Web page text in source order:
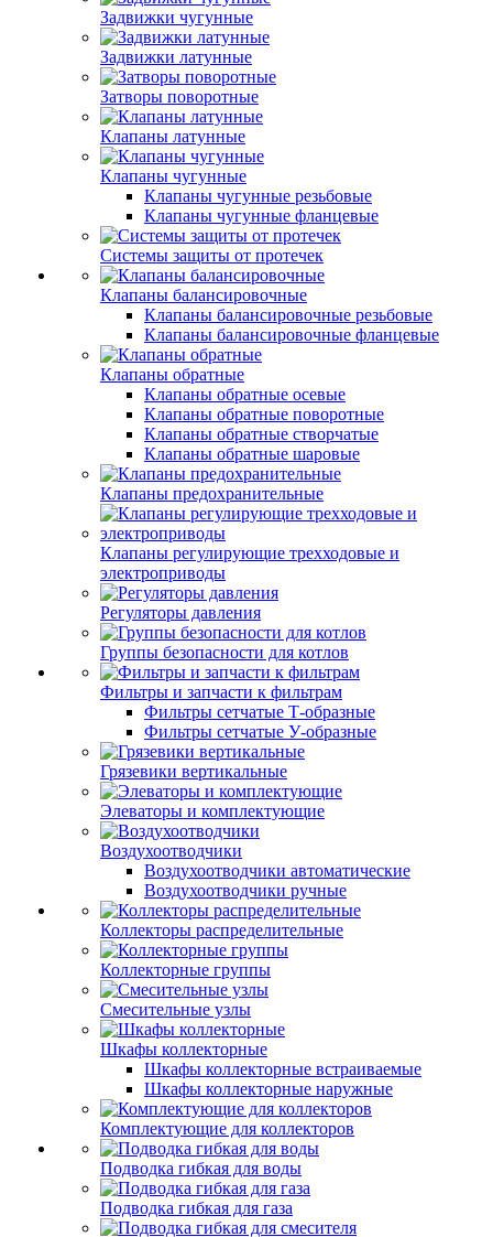
Задвижки чугунные
Задвижки латунные
Затворы поворотные
Клапаны латунные
Клапаны чугунные
Клапаны чугунные резьбовые
Клапаны чугунные фланцевые
Системы защиты от протечек
Клапаны балансировочные
Клапаны балансировочные резьбовые
Клапаны балансировочные фланцевые
Клапаны обратные
Клапаны обратные осевые
Клапаны обратные поворотные
Клапаны обратные створчатые
Клапаны обратные шаровые
Клапаны предохранительные
Клапаны регулирующие трехходовые и
электроприводы
Регуляторы давления
Группы безопасности для котлов
Фильтры и запчасти к фильтрам
Фильтры сетчатые Т-образные
Фильтры сетчатые У-образные
Грязевики вертикальные
Элеваторы и комплектующие
Воздухоотводчики
Воздухоотводчики автоматические
Воздухоотводчики ручные
Коллекторы распределительные
Коллекторные группы
Смесительные узлы
Шкафы коллекторные
Шкафы коллекторные встраиваемые
Шкафы коллекторные наружные
Комплектующие для коллекторов
Подводка гибкая для воды
Подводка гибкая для газа